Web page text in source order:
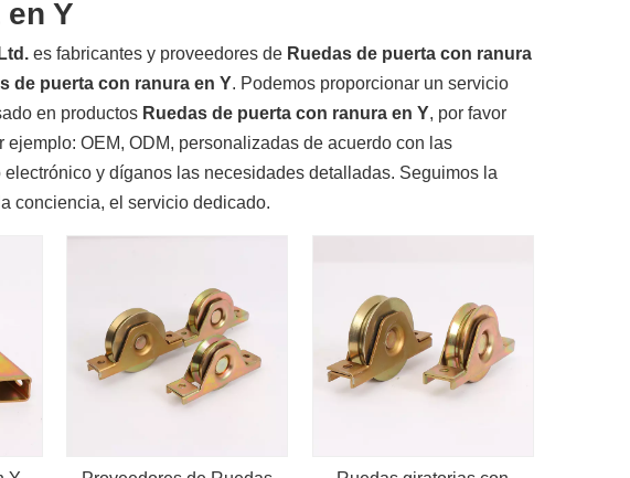
Y
es fabricantes y proveedores de Ruedas de puerta con ranura
de puerta con ranura en Y. Podemos proporcionar un servicio
en productos Ruedas de puerta con ranura en Y, por favor
OEM, ODM, personalizadas de acuerdo con las
y díganos las necesidades detalladas. Seguimos la
conciencia, el servicio dedicado.